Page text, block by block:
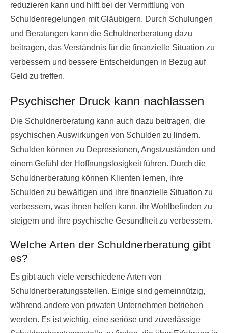
reduzieren kann und hilft bei der Vermittlung von
Schuldenregelungen mit Gläubigern. Durch Schulungen
und Beratungen kann die Schuldnerberatung dazu
beitragen, das Verständnis für die finanzielle Situation zu
verbessern und bessere Entscheidungen in Bezug auf
Geld zu treffen.
Psychischer Druck kann nachlassen
Die Schuldnerberatung kann auch dazu beitragen, die
psychischen Auswirkungen von Schulden zu lindern.
Schulden können zu Depressionen, Angstzuständen und
einem Gefühl der Hoffnungslosigkeit führen. Durch die
Schuldnerberatung können Klienten lernen, ihre
Schulden zu bewältigen und ihre finanzielle Situation zu
verbessern, was ihnen helfen kann, ihr Wohlbefinden zu
steigern und ihre psychische Gesundheit zu verbessern.
Welche Arten der Schuldnerberatung gibt
es?
Es gibt auch viele verschiedene Arten von
Schuldnerberatungsstellen. Einige sind gemeinnützig,
während andere von privaten Unternehmen betrieben
werden. Es ist wichtig, eine seriöse und zuverlässige